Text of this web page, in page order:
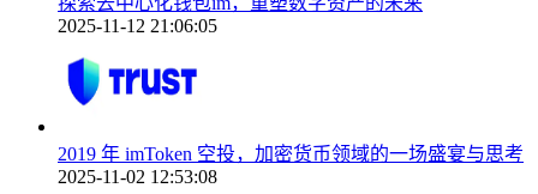
2025-11-12 21:06:05
2019 年 imToken 空投，加密货币领域的一场盛宴与思考
2025-11-02 12:53:08